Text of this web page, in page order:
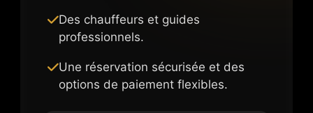
Des chauffeurs et guides
professionnels.
Une réservation sécurisée et des
options de paiement flexibles.